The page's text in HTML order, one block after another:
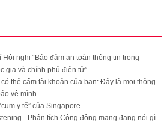
nghị “Bảo đảm an toàn thông tin trong
gia và chính phủ điện tử”
thể cấm tài khoản của bạn: Đây là mọi thông
vệ mình
y tế” của Singapore
- Phân tích Cộng đồng mạng đang nói gì